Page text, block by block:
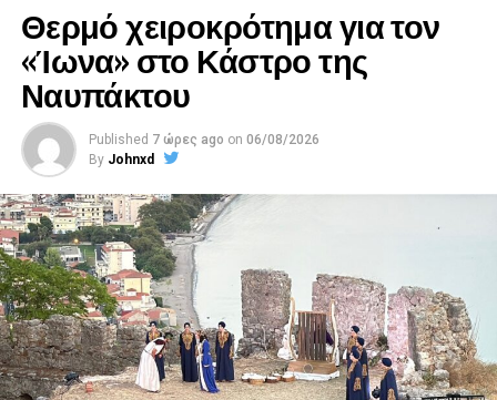
Θερμό χειροκρότημα για τον
«Ίωνα» στο Κάστρο της
Ναυπάκτου
Published 7 ώρες ago on 06/08/2026
By Johnxd